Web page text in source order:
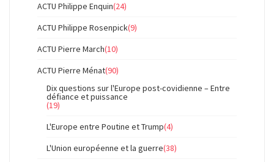
ACTU Philippe Enquin(24)
ACTU Philippe Rosenpick(9)
ACTU Pierre March(10)
ACTU Pierre Ménat(90)
Dix questions sur l'Europe post-covidienne – Entre
défiance et puissance
(19)
L'Europe entre Poutine et Trump(4)
L'Union européenne et la guerre(38)